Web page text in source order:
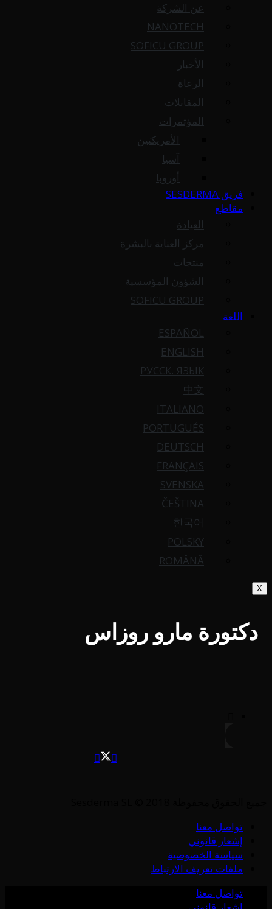
عن الشركة
NANOTECH
SOFICU GROUP
الأخبار
الرعاة
المقابلات
المؤتمرات
الأمريكتين
آسيا
أوروبا
فريق SESDERMA
مقاطع
العيادة
مركز العناية بالبشرة
منتجات
الشؤون المؤسسية
SOFICU GROUP
اللغة
ESPAÑOL
ENGLISH
РУССК. ЯЗЫК
中文
ITALIANO
PORTUGUÉS
DEUTSCH
FRANÇAIS
SVENSKA
ČEŠTINA
한국어
POLSKY
ROMÂNĂ
X
دكتورة مارو روزاس
تواصل معنا
إشعار قانوني
سياسة الخصوصية
ملفات تعريف الارتباط
تواصل معنا